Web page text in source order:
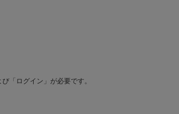
「ログイン」が必要です。